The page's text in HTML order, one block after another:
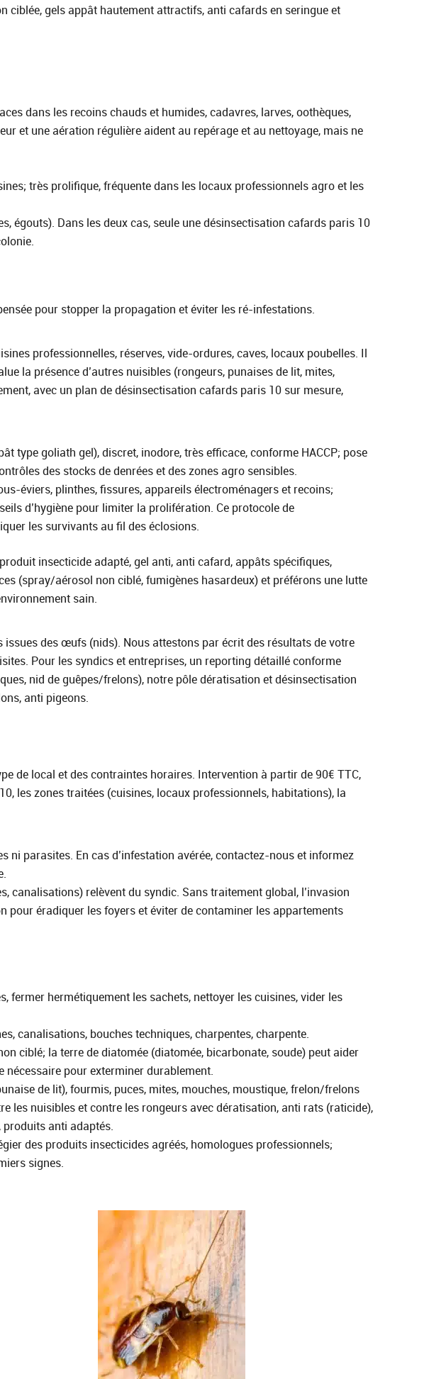
gels appât hautement attractifs, anti cafards en seringue et
dans les recoins chauds et humides, cadavres, larves, oothèques,
et une aération régulière aident au repérage et au nettoyage, mais ne
très prolifique, fréquente dans les locaux professionnels agro et les
égouts). Dans les deux cas, seule une désinsectisation cafards paris 10
pour stopper la propagation et éviter les ré-infestations.
professionnelles, réserves, vide-ordures, caves, locaux poubelles. Il
la présence d’autres nuisibles (rongeurs, punaises de lit, mites,
avec un plan de désinsectisation cafards paris 10 sur mesure,
type goliath gel), discret, inodore, très efficace, conforme HACCP; pose
des stocks de denrées et des zones agro sensibles.
éviers, plinthes, fissures, appareils électroménagers et recoins;
d’hygiène pour limiter la prolifération. Ce protocole de
les survivants au fil des éclosions.
insecticide adapté, gel anti, anti cafard, appâts spécifiques,
(spray/aérosol non ciblé, fumigènes hasardeux) et préférons une lutte
sain.
des œufs (nids). Nous attestons par écrit des résultats de votre
Pour les syndics et entreprises, un reporting détaillé conforme
nid de guêpes/frelons), notre pôle dératisation et désinsectisation
anti pigeons.
de local et des contraintes horaires. Intervention à partir de 90€ TTC,
les zones traitées (cuisines, locaux professionnels, habitations), la
parasites. En cas d’infestation avérée, contactez-nous et informez
canalisations) relèvent du syndic. Sans traitement global, l’invasion
pour éradiquer les foyers et éviter de contaminer les appartements
fermer hermétiquement les sachets, nettoyer les cuisines, vider les
canalisations, bouches techniques, charpentes, charpente.
ciblé; la terre de diatomée (diatomée, bicarbonate, soude) peut aider
pour exterminer durablement.
de lit), fourmis, puces, mites, mouches, moustique, frelon/frelons
les nuisibles et contre les rongeurs avec dératisation, anti rats (raticide),
anti adaptés.
des produits insecticides agréés, homologues professionnels;
signes.